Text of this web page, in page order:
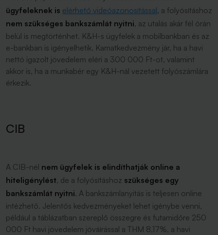
ügyfeleknek is elérhető videóazonosítással, a folyósításhoz
nem szükséges bankszámlát nyitni, az utalás akár fél órán
belül is megtörténhet. K&H-s ügyfelek a mobilbankban és az
e-bankban is igényelhetik. Kamatkedvezmény jár, ha a havi
nettó igazolt jövedelem eléri a 300 000 Ft-ot, valamint
akkor is, ha a munkabér egy K&H-nál vezetett folyószámlára
érkezik.
CIB
A CIB-nél nem ügyfelek is elindíthatják online a
hiteligénylést, de a folyósításhoz szükséges egy
bankszámlát nyitni. A bankszámlanyitás is teljesen online
intézhető. Jelentős kedvezményeket lehet igénybe venni,
például a táblázatban szereplő összegre és futamidőre 250
000 Ft havi jövedelem jóváírással a THM 8,17%, a havi